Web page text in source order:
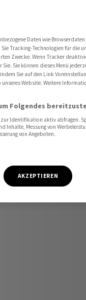
Daten wie
Tracking-Technologien für die
Zwecke. Wenn Tracker
Sie können dieses Menü
Sie auf den Link
Website. Weitere
Folgendes
Identifikation aktiv abfragen.
Inhalte, Messung von
von Angeboten.
AKZEPTIEREN